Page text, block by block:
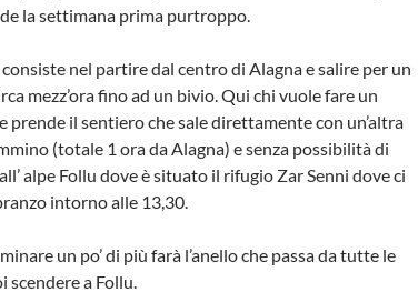
la settimana prima purtroppo.
nel partire dal centro di Alagna e salire per un
mezz’ora fino ad un bivio. Qui chi vuole fare un
prende il sentiero che sale direttamente con un’altra
(totale 1 ora da Alagna) e senza possibilità di
alpe Follu dove è situato il rifugio Zar Senni dove ci
intorno alle 13,30.
un po’ di più farà l’anello che passa da tutte le
scendere a Follu.